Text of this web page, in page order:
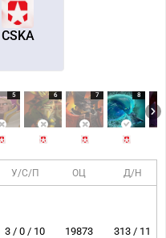
CSKA
5 6 7 8
У/С/П ОЦ Д/Н
3 / 0 / 10 19873 313 / 11